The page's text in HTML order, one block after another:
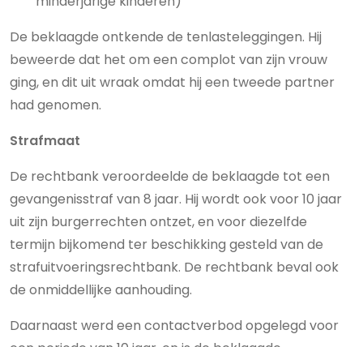
De beklaagde ontkende de tenlasteleggingen. Hij
beweerde dat het om een complot van zijn vrouw
ging, en dit uit wraak omdat hij een tweede partner
had genomen.
Strafmaat
De rechtbank veroordeelde de beklaagde tot een
gevangenisstraf van 8 jaar. Hij wordt ook voor 10 jaar
uit zijn burgerrechten ontzet, en voor diezelfde
termijn bijkomend ter beschikking gesteld van de
strafuitvoeringsrechtbank. De rechtbank beval ook
de onmiddellijke aanhouding.
Daarnaast werd een contactverbod opgelegd voor